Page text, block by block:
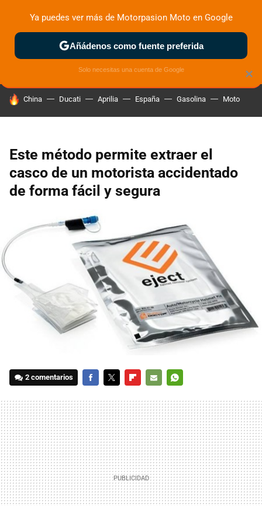
ZONA DE PRUEBAS DEPORTIVAS MOTOS ELÉCTRICAS
HOY SE HABLA DE
China Ducati Aprilia España Gasolina Moto
Este método permite extraer el
casco de un motorista accidentado
de forma fácil y segura
2 comentarios
MAIL
×
Ya puedes ver más de Motorpasion Moto en Google
Añádenos como fuente preferida
Solo necesitas una cuenta de Google